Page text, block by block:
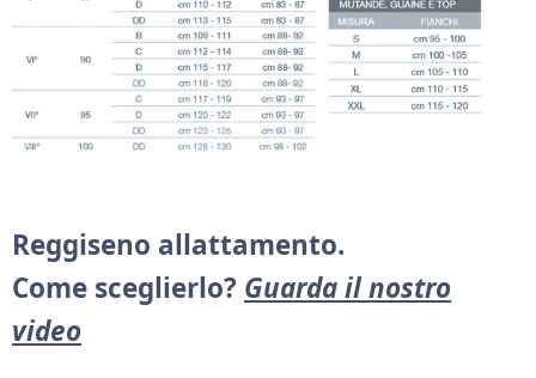
Reggiseno allattamento.
Come sceglierlo? Guarda il nostro
video